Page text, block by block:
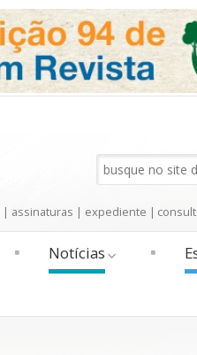
| assinaturas | expediente |
Notícias